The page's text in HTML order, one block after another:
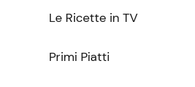
Le Ricette in TV
Primi Piatti